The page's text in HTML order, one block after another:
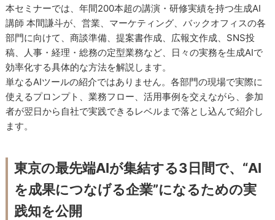
本セミナーでは、年間200本超の講演・研修実績を持つ生成AI
講師 本間謙斗が、営業、マーケティング、バックオフィスの各
部門に向けて、商談準備、提案書作成、広報文作成、SNS投
稿、人事・経理・総務の定型業務など、日々の実務を生成AIで
効率化する具体的な方法を解説します。
単なるAIツールの紹介ではありません。各部門の現場で実際に
使えるプロンプト、業務フロー、活用事例を交えながら、参加
者が翌日から自社で実践できるレベルまで落とし込んで紹介し
ます。
東京の最先端AIが集結する3日間で、“AI
を成果につなげる企業”になるための実
践知を公開